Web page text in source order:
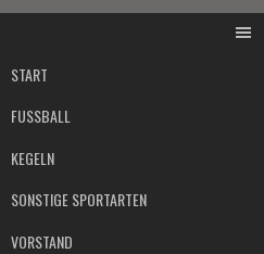
START
FUSSBALL
KEGELN
SONSTIGE SPORTARTEN
VORSTAND